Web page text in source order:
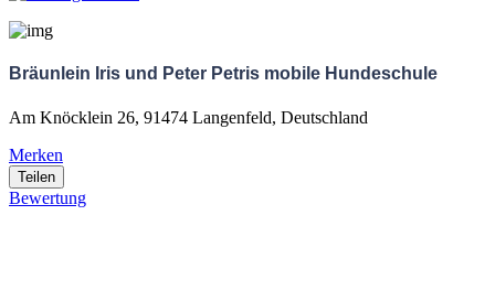
Bräunlein Iris und Peter Petris mobile Hundeschule
Am Knöcklein 26, 91474 Langenfeld, Deutschland
Merken
Teilen
Bewertung